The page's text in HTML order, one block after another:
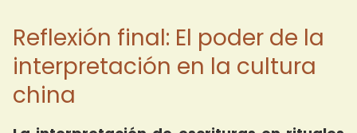
Reflexión final: El poder de la
interpretación en la cultura
china